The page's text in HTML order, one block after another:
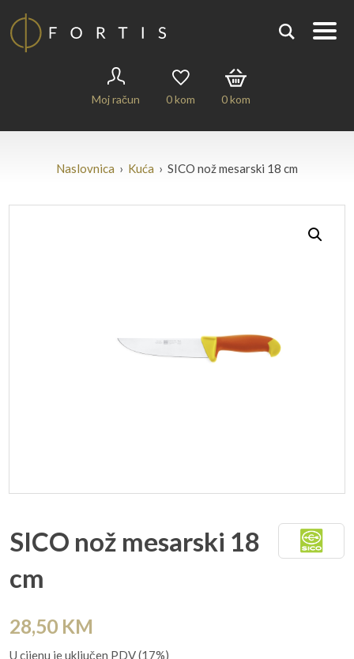
Moj račun 0kom 0kom
Naslovnica › Kuća › SICO nož mesarski 18 cm
SICO nož mesarski 18
cm
28,50 KM
U cijenu je uključen PDV (17%)